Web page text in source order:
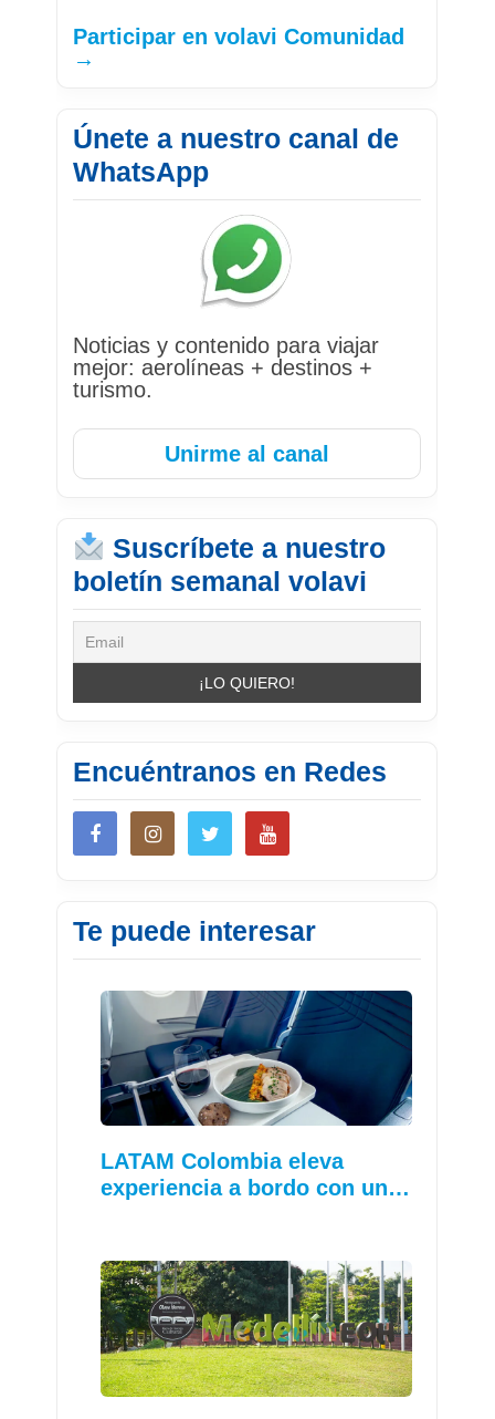
Participar en volavi Comunidad
→
Únete a nuestro canal de
WhatsApp
Noticias y contenido para viajar
mejor: aerolíneas + destinos +
turismo.
Unirme al canal
Suscríbete a nuestro
boletín semanal volavi
Encuéntranos en Redes
Te puede interesar
LATAM Colombia eleva
experiencia a bordo con un…